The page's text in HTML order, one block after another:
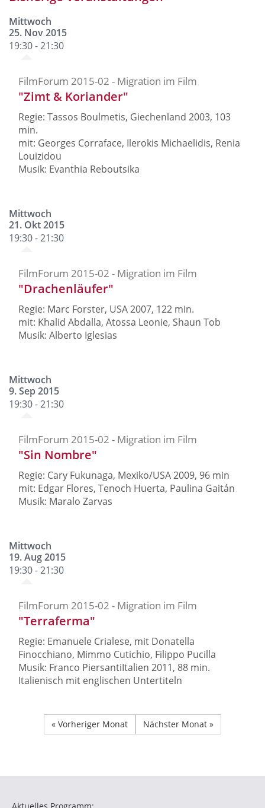
Mittwoch
25. Nov 2015
19:30 - 21:30
FilmForum 2015-02 - Migration im Film
"Zimt & Koriander"
Regie: Tassos Boulmetis, Giechenland 2003, 103
min.
mit: Georges Corraface, Ilerokis Michaelidis, Renia
Louizidou
Musik: Evanthia Reboutsika
Mittwoch
21. Okt 2015
19:30 - 21:30
FilmForum 2015-02 - Migration im Film
"Drachenläufer"
Regie: Marc Forster, USA 2007, 122 min.
mit: Khalid Abdalla, Atossa Leonie, Shaun Tob
Musik: Alberto Iglesias
Mittwoch
9. Sep 2015
19:30 - 21:30
FilmForum 2015-02 - Migration im Film
"Sin Nombre"
Regie: Cary Fukunaga, Mexiko/USA 2009, 96 min
mit: Edgar Flores, Tenoch Huerta, Paulina Gaitán
Musik: Maralo Zarvas
Mittwoch
19. Aug 2015
19:30 - 21:30
FilmForum 2015-02 - Migration im Film
"Terraferma"
Regie: Emanuele Crialese, mit Donatella
Finocchiano, Mimmo Cutichio, Filippo Pucilla
Musik: Franco PiersantiItalien 2011, 88 min.
Italienisch mit englischen Untertiteln
« Vorheriger Monat Nächster Monat »